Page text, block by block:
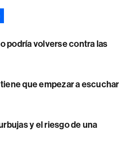
podría volverse contra las
que empezar a escuchar
y el riesgo de una